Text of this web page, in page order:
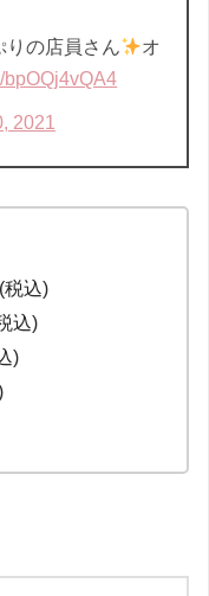
りの店員さん
オ
bpOQj4vQA4
2021
込)
込)
)